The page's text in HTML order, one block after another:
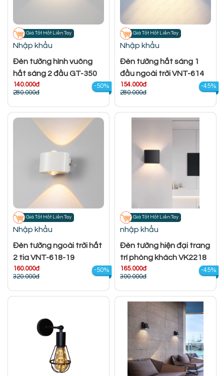
Giá Tốt Hốt Liền Tay
Nhập khẩu
Đèn tường hình vuông
hắt sáng 2 đầu GT-350
140.000đ
280.000đ
-50%
Giá Tốt Hốt Liền Tay
Nhập khẩu
Đèn tường hắt sáng 1
đầu ngoài trời VNT-614
154.000đ
280.000đ
-45%
Giá Tốt Hốt Liền Tay
Nhập khẩu
Đèn tường ngoài trời hắt
2 tia VNT-618-19
160.000đ
320.000đ
-50%
Giá Tốt Hốt Liền Tay
nhập khẩu
Đèn tường hiện đại trang
trí phòng khách VK2218
165.000đ
300.000đ
-45%